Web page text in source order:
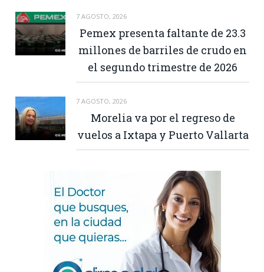
7 AGOSTO, 2026
Pemex presenta faltante de 23.3
millones de barriles de crudo en
el segundo trimestre de 2026
7 AGOSTO, 2026
Morelia va por el regreso de
vuelos a Ixtapa y Puerto Vallarta